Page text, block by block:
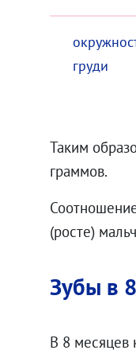
груди
Таким
граммов.
(росте)
Зубы в
В 8 месяцев